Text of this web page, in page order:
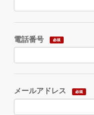
電話番号
メールアドレス